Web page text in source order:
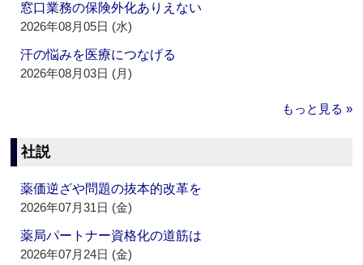
窓口業務の保険外化ありえない
2026年08月05日 (水)
汗の悩みを医療につなげる
2026年08月03日 (月)
もっと見る »
社説
薬価逆ざや問題の抜本的改革を
2026年07月31日 (金)
薬局パートナー資格化の道筋は
2026年07月24日 (金)